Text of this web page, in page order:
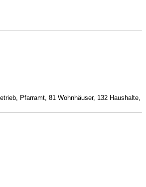
Pfarramt, 81 Wohnhäuser, 132 Haushalte,